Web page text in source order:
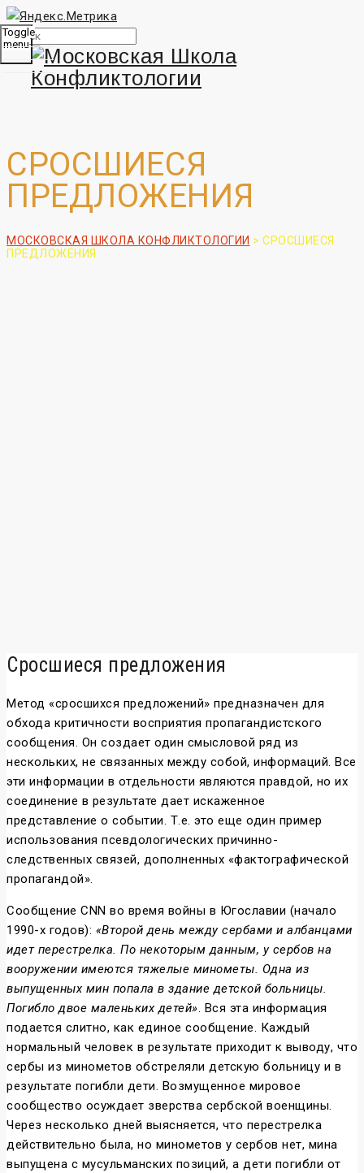
Toggle
menu
СРОСШИЕСЯ
ПРЕДЛОЖЕНИЯ
МОСКОВСКАЯ ШКОЛА КОНФЛИКТОЛОГИИ > СРОСШИЕСЯ
ПРЕДЛОЖЕНИЯ
Сросшиеся предложения
Метод «сросшихся предложений» предназначен для
обхода критичности восприятия пропагандистского
сообщения. Он создает один смысловой ряд из
нескольких, не связанных между собой, информаций. Все
эти информации в отдельности являются правдой, но их
соединение в результате дает искаженное
представление о событии. Т.е. это еще один пример
использования псевдологических причинно-
следственных связей, дополненных «фактографической
пропагандой».
Сообщение CNN во время войны в Югославии (начало
1990-х годов): «Второй день между сербами и албанцами
идет перестрелка. По некоторым данным, у сербов на
вооружении имеются тяжелые минометы. Одна из
выпущенных мин попала в здание детской больницы.
Погибло двое маленьких детей». Вся эта информация
подается слитно, как единое сообщение. Каждый
нормальный человек в результате приходит к выводу, что
сербы из минометов обстреляли детскую больницу и в
результате погибли дети. Возмущенное мировое
сообщество осуждает зверства сербской военщины.
Через несколько дней выясняется, что перестрелка
действительно была, но минометов у сербов нет, мина
выпущена с мусульманских позиций, а дети погибли от